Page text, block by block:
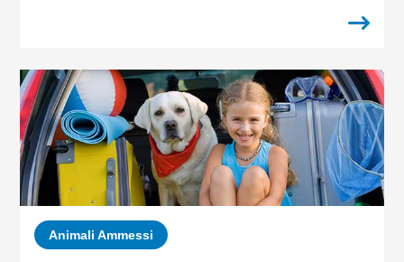
Animali Ammessi